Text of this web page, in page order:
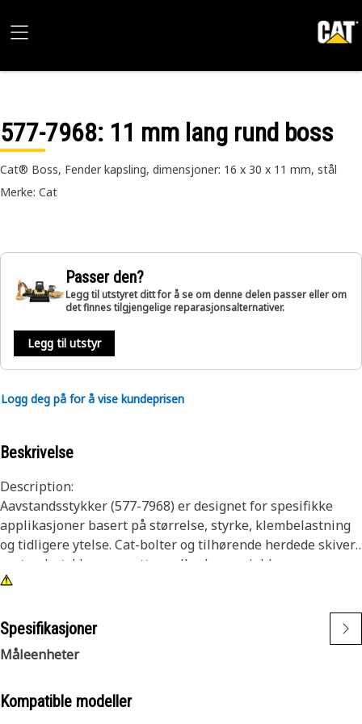
577-7968: 11 mm lang rund boss
Cat® Boss, Fender kapsling, dimensjoner: 16 x 30 x 11 mm, stål
Merke: Cat
Passer den?
Legg til utstyret ditt for å se om denne delen passer eller om
det finnes tilgjengelige reparasjonsalternativer.
Legg til utstyr
Logg deg på for å vise kundeprisen
Beskrivelse
Description:
Aavstandsstykker (577-7968) er designet for spesifikke
applikasjoner basert på størrelse, styrke, klembelastning
og tidligere ytelse. Cat-bolter og tilhørende herdede skiver,
avstandsstykker og muttere eller bosser jobber sammen
for å skape et system som gjennomgående skaper høye
Egenskaper:
• Produsert etter presise spesifikasjoner og bygget for
• Cat-bosser er designet for å fungere sammen som et
Spesifikasjoner
Måleenheter
Kompatible modeller